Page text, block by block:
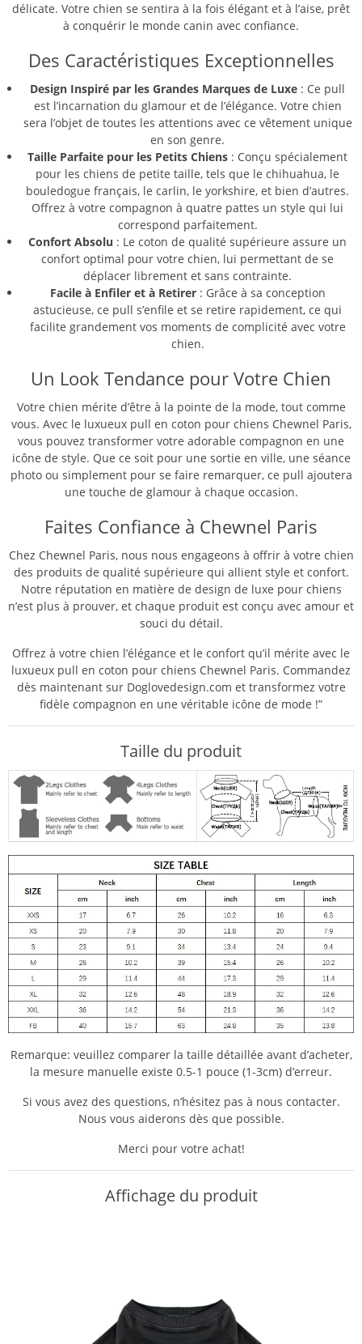
délicate. Votre chien se sentira à la fois élégant et à l’aise, prêt
à conquérir le monde canin avec confiance.
Des Caractéristiques Exceptionnelles
Design Inspiré par les Grandes Marques de Luxe : Ce pull
est l’incarnation du glamour et de l’élégance. Votre chien
sera l’objet de toutes les attentions avec ce vêtement unique
en son genre.
Taille Parfaite pour les Petits Chiens : Conçu spécialement
pour les chiens de petite taille, tels que le chihuahua, le
bouledogue français, le carlin, le yorkshire, et bien d’autres.
Offrez à votre compagnon à quatre pattes un style qui lui
correspond parfaitement.
Confort Absolu : Le coton de qualité supérieure assure un
confort optimal pour votre chien, lui permettant de se
déplacer librement et sans contrainte.
Facile à Enfiler et à Retirer: Grâce à sa conception
astucieuse, ce pull s’enfile et se retire rapidement, ce qui
facilite grandement vos moments de complicité avec votre
chien.
Un Look Tendance pour Votre Chien
Votre chien mérite d’être à la pointe de la mode, tout comme
vous. Avec le luxueux pull en coton pour chiens Chewnel Paris,
vous pouvez transformer votre adorable compagnon en une
icône de style. Que ce soit pour une sortie en ville, une séance
photo ou simplement pour se faire remarquer, ce pull ajoutera
une touche de glamour à chaque occasion.
Faites Confiance à Chewnel Paris
Chez Chewnel Paris, nous nous engageons à offrir à votre chien
des produits de qualité supérieure qui allient style et confort.
Notre réputation en matière de design de luxe pour chiens
n’est plus à prouver, et chaque produit est conçu avec amour et
souci du détail.
Offrez à votre chien l’élégance et le confort qu’il mérite avec le
luxueux pull en coton pour chiens Chewnel Paris. Commandez
dès maintenant sur Doglovedesign.com et transformez votre
fidèle compagnon en une véritable icône de mode !”
Taille du produit
Remarque: veuillez comparer la taille détaillée avant d’acheter,
la mesure manuelle existe 0.5-1 pouce (1-3cm) d’erreur.
Si vous avez des questions, n’hésitez pas à nous contacter.
Nous vous aiderons dès que possible.
Merci pour votre achat!
Affichage du produit